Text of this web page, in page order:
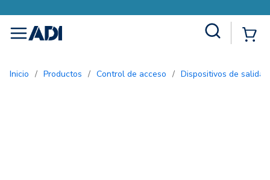
menu
Inicio / Productos / Control de acceso / Dispositivos de salida